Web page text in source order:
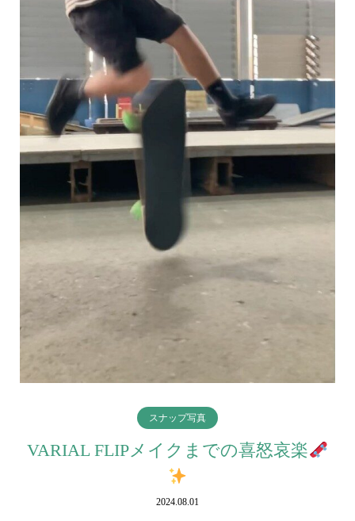
スナップ写真
VARIAL FLIPメイクまでの喜怒哀楽
2024.08.01